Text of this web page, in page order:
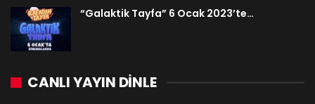
“Galaktik Tayfa” 6 Ocak 2023’te…
CANLI YAYIN DINLE